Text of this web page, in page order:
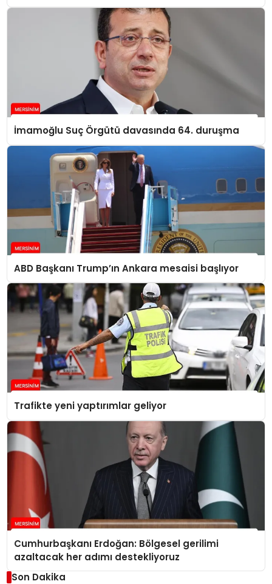
İmamoğlu Suç Örgütü davasında 64. duruşma
ABD Başkanı Trump’ın Ankara mesaisi başlıyor
Trafikte yeni yaptırımlar geliyor
Cumhurbaşkanı Erdoğan: Bölgesel gerilimi
azaltacak her adımı destekliyoruz
Son Dakika